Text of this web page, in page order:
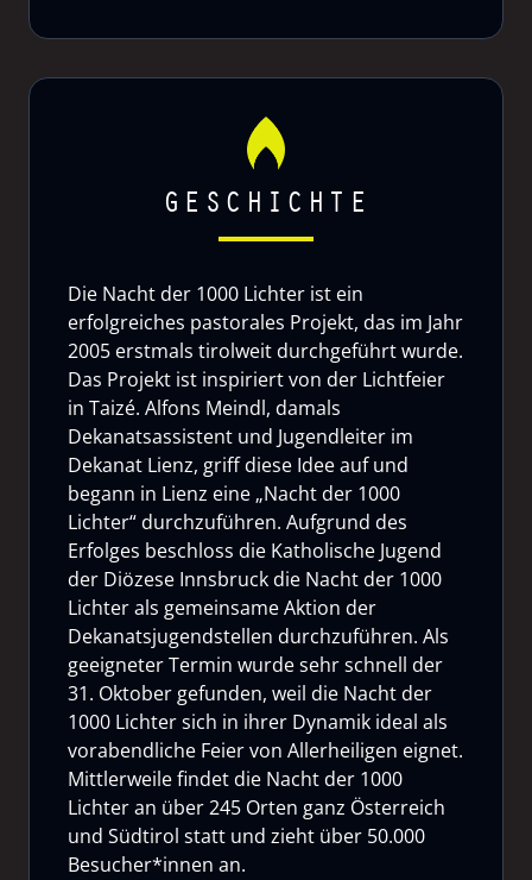
GESCHICHTE
Die Nacht der 1000 Lichter ist ein
erfolgreiches pastorales Projekt, das im Jahr
2005 erstmals tirolweit durchgeführt wurde.
Das Projekt ist inspiriert von der Lichtfeier
in Taizé. Alfons Meindl, damals
Dekanatsassistent und Jugendleiter im
Dekanat Lienz, griff diese Idee auf und
begann in Lienz eine „Nacht der 1000
Lichter“ durchzuführen. Aufgrund des
Erfolges beschloss die Katholische Jugend
der Diözese Innsbruck die Nacht der 1000
Lichter als gemeinsame Aktion der
Dekanatsjugendstellen durchzuführen. Als
geeigneter Termin wurde sehr schnell der
31. Oktober gefunden, weil die Nacht der
1000 Lichter sich in ihrer Dynamik ideal als
vorabendliche Feier von Allerheiligen eignet.
Mittlerweile findet die Nacht der 1000
Lichter an über 245 Orten ganz Österreich
und Südtirol statt und zieht über 50.000
Besucher*innen an.